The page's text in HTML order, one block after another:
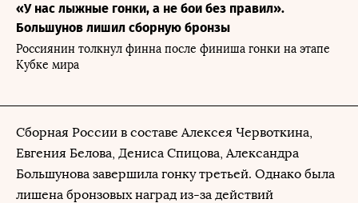
«У нас лыжные гонки, а не бои без правил».
Большунов лишил сборную бронзы
Россиянин толкнул финна после финиша гонки на этапе
Кубке мира
Сборная России в составе Алексея Червоткина,
Евгения Белова, Дениса Спицова, Александра
Большунова завершила гонку третьей. Однако была
лишена бронзовых наград из-за действий